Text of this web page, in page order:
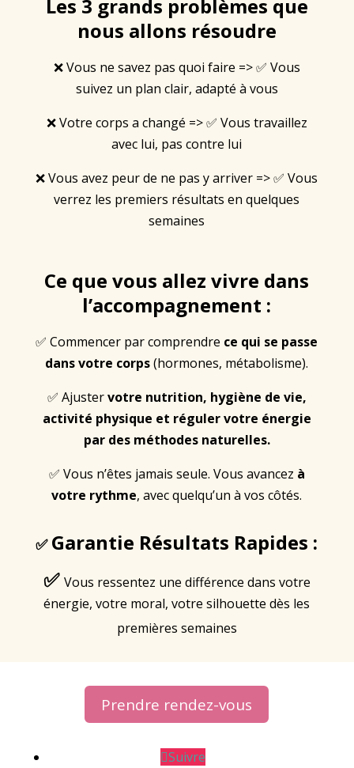
Les 3 grands problèmes que
nous allons résoudre
❌ Vous ne savez pas quoi faire => ✅ Vous
suivez un plan clair, adapté à vous
❌ Votre corps a changé => ✅ Vous travaillez
avec lui, pas contre lui
❌ Vous avez peur de ne pas y arriver => ✅ Vous
verrez les premiers résultats en quelques
semaines
Ce que vous allez vivre dans
l’accompagnement :
✅ Commencer par comprendre ce qui se passe
dans votre corps(hormones, métabolisme).
✅ Ajustervotre nutrition, hygiène de vie,
activité physique et réguler votre énergie
par des méthodes naturelles.
✅ Vous n’êtes jamais seule. Vous avancez à
votre rythme, avec quelqu’un à vos côtés.
✅ Garantie Résultats Rapides :
✅ Vous ressentez une différence dans votre
énergie, votre moral, votre silhouette dès les
premières semaines
Prendre rendez-vous
Suivre